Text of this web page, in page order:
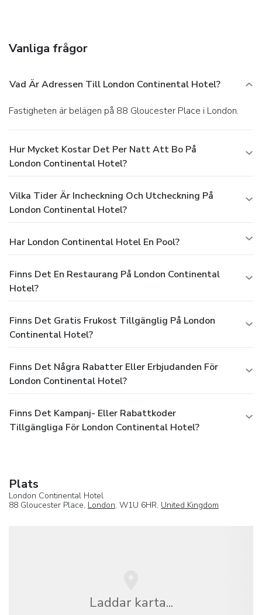
Vanliga frågor
Vad Är Adressen Till London Continental Hotel?
Fastigheten är belägen på 88 Gloucester Place i London.
Hur Mycket Kostar Det Per Natt Att Bo På
London Continental Hotel?
Vilka Tider Är Incheckning Och Utcheckning På
London Continental Hotel?
Har London Continental Hotel En Pool?
Finns Det En Restaurang På London Continental
Hotel?
Finns Det Gratis Frukost Tillgänglig På London
Continental Hotel?
Finns Det Några Rabatter Eller Erbjudanden För
London Continental Hotel?
Finns Det Kampanj- Eller Rabattkoder
Tillgängliga För London Continental Hotel?
Plats
London Continental Hotel
88 Gloucester Place, London, W1U 6HR, United Kingdom
Laddar karta...